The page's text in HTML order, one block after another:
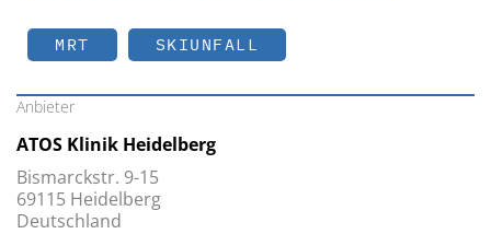
MRT SKIUNFALL
Anbieter
ATOS Klinik Heidelberg
Bismarckstr. 9-15
69115 Heidelberg
Deutschland